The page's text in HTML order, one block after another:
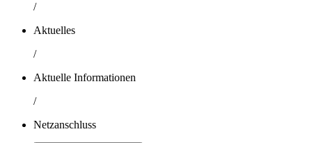
/
Aktuelles
/
Aktuelle Informationen
/
Netzanschluss